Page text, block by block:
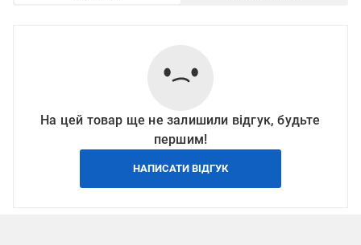
На цей товар ще не залишили відгук, будьте
першим!
НАПИСАТИ ВІДГУК